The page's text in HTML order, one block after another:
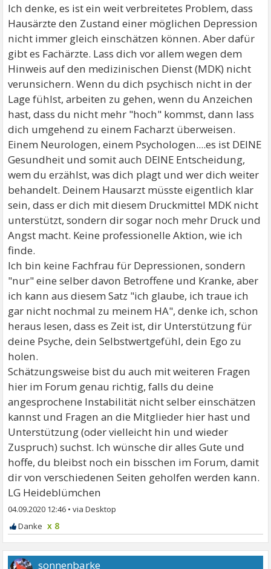
Ich denke, es ist ein weit verbreitetes Problem, dass
Hausärzte den Zustand einer möglichen Depression
nicht immer gleich einschätzen können. Aber dafür
gibt es Fachärzte. Lass dich vor allem wegen dem
Hinweis auf den medizinischen Dienst (MDK) nicht
verunsichern. Wenn du dich psychisch nicht in der
Lage fühlst, arbeiten zu gehen, wenn du Anzeichen
hast, dass du nicht mehr "hoch" kommst, dann lass
dich umgehend zu einem Facharzt überweisen.
Einem Neurologen, einem Psychologen....es ist DEINE
Gesundheit und somit auch DEINE Entscheidung,
wem du erzählst, was dich plagt und wer dich weiter
behandelt. Deinem Hausarzt müsste eigentlich klar
sein, dass er dich mit diesem Druckmittel MDK nicht
unterstützt, sondern dir sogar noch mehr Druck und
Angst macht. Keine professionelle Aktion, wie ich
finde.
Ich bin keine Fachfrau für Depressionen, sondern
"nur" eine selber davon Betroffene und Kranke, aber
ich kann aus diesem Satz "ich glaube, ich traue ich
gar nicht nochmal zu meinem HA", denke ich, schon
heraus lesen, dass es Zeit ist, dir Unterstützung für
deine Psyche, dein Selbstwertgefühl, dein Ego zu
holen.
Schätzungsweise bist du auch mit weiteren Fragen
hier im Forum genau richtig, falls du deine
angesprochene Instabilität nicht selber einschätzen
kannst und Fragen an die Mitglieder hier hast und
Unterstützung (oder vielleicht hin und wieder
Zuspruch) suchst. Ich wünsche dir alles Gute und
hoffe, du bleibst noch ein bisschen im Forum, damit
dir von verschiedenen Seiten geholfen werden kann.
LG Heideblümchen
04.09.2020 12:46 •
x 8
sonnenbarke